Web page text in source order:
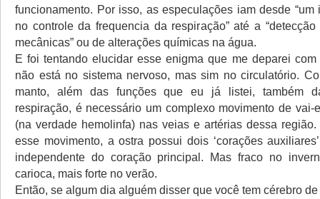
funcionamento. Por isso, as especulações iam desde “um
no controle da frequencia da respiração” até a
mecânicas” ou de alterações químicas na água.
E foi tentando elucidar esse enigma que me deparei
não está no sistema nervoso, mas sim no circulatório.
manto, além das funções que eu já listei, também
respiração, é necessário um complexo movimento de vai-
(na verdade hemolinfa) nas veias e artérias dessa
esse movimento, a ostra possui dois ‘corações
independente do coração principal. Mas fraco no
carioca, mais forte no verão.
Então, se algum dia alguém disser que você tem cérebro